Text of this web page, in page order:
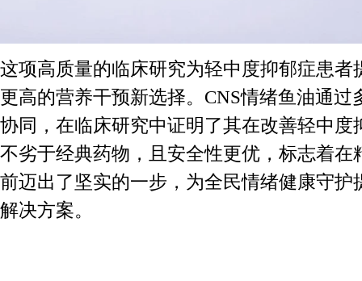
这项高质量的临床研究为轻中度抑郁症患者
更高的营养干预新选择。CNS情绪鱼油通过
协同，在临床研究中证明了其在改善轻中度
不劣于经典药物，且安全性更优，标志着在
前迈出了坚实的一步，为全民情绪健康守护
解决方案。